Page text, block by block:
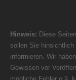
Hinweis: Diese
sollen Sie hinsichtlich
informieren. Wir
Gewissen vor